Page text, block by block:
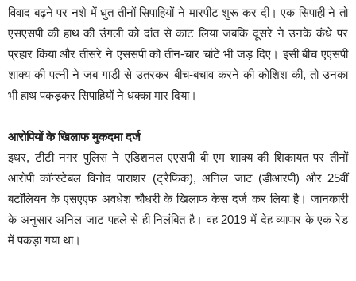
विवाद बढ़ने पर नशे में धुत तीनों सिपाहियों ने मारपीट शुरू कर दी। एक सिपाही ने तो
एसएसपी की हाथ की उंगली को दांत से काट लिया जबकि दूसरे ने उनके कंधे पर
प्रहार किया और तीसरे ने एससपी को तीन-चार चांटे भी जड़ दिए। इसी बीच एएसपी
शाक्य की पत्नी ने जब गाड़ी से उतरकर बीच-बचाव करने की कोशिश की, तो उनका
भी हाथ पकड़कर सिपाहियों ने धक्का मार दिया।
आरोपियों के खिलाफ मुकदमा दर्ज
इधर, टीटी नगर पुलिस ने एडिशनल एएसपी बी एम शाक्य की शिकायत पर तीनों
आरोपी कॉन्स्टेबल विनोद पाराशर (ट्रैफिक), अनिल जाट (डीआरपी) और 25वीं
बटॉलियन के एसएएफ अवधेश चौधरी के खिलाफ केस दर्ज कर लिया है। जानकारी
के अनुसार अनिल जाट पहले से ही निलंबित है। वह 2019 में देह व्यापार के एक रेड
में पकड़ा गया था।